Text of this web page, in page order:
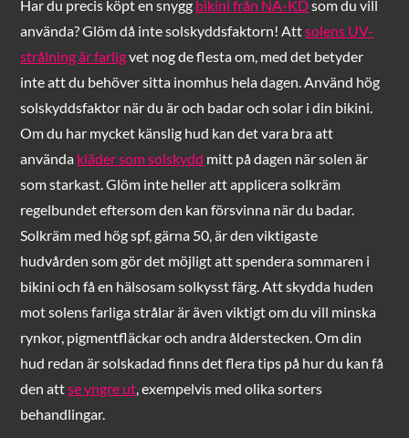
Har du precis köpt en snygg bikini från NA-KDsom du vill
använda? Glöm då inte solskyddsfaktorn! Attsolens UV-
strålning är farligvet nog de flesta om, med det betyder
inte att du behöver sitta inomhus hela dagen. Använd hög
solskyddsfaktor när du är och badar och solar i din bikini.
Om du har mycket känslig hud kan det vara bra att
använda kläder som solskydd mitt på dagen när solen är
som starkast. Glöm inte heller att applicera solkräm
regelbundet eftersom den kan försvinna när du badar.
Solkräm med hög spf, gärna 50, är den viktigaste
hudvården som gör det möjligt att spendera sommaren i
bikini och få en hälsosam solkysst färg. Att skydda huden
mot solens farliga strålar är även viktigt om du vill minska
rynkor, pigmentfläckar och andra ålderstecken. Om din
hud redan är solskadad finns det flera tips på hur du kan få
den attse yngre ut, exempelvis med olika sorters
behandlingar.